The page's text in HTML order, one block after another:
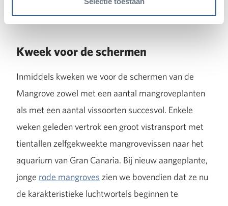
Kweek voor de schermen
Inmiddels kweken we voor de schermen van de
Mangrove zowel met een aantal mangroveplanten
als met een aantal vissoorten succesvol. Enkele
weken geleden vertrok een groot vistransport met
tientallen zelfgekweekte mangrovevissen naar het
aquarium van Gran Canaria. Bij nieuw aangeplante,
jonge rode mangroves zien we bovendien dat ze nu
de karakteristieke luchtwortels beginnen te